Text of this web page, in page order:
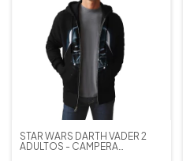
STAR WARS DARTH VADER 2
ADULTOS - CAMPERA